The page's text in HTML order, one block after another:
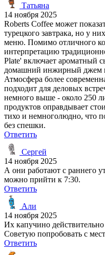
Татьяна
14 ноября 2025
Roberts Coffee может
турецкого завтрака, но у
меню. Помимо отличного
интерпретацию
Plate' включает ароматный
домашний инжирный джем
Атмосфера более
подходит для деловых
немного выше - около 250
продуктов оправдывает
тихо и немноголюдно, что
без спешки.
Ответить
Сергей
14 ноября 2025
А они работают с раннего
можно прийти к 7:30.
Ответить
Али
14 ноября 2025
Их капучино
Советую попробовать с
Ответить